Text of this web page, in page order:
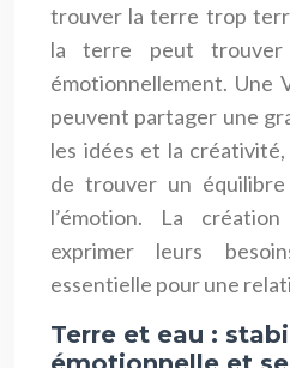
trouver la terre trop
la terre peut trouver
émotionnellement. Une
peuvent partager une
les idées et la
de trouver un
l’émotion. La
exprimer leurs
essentielle pour une
Terre et eau :